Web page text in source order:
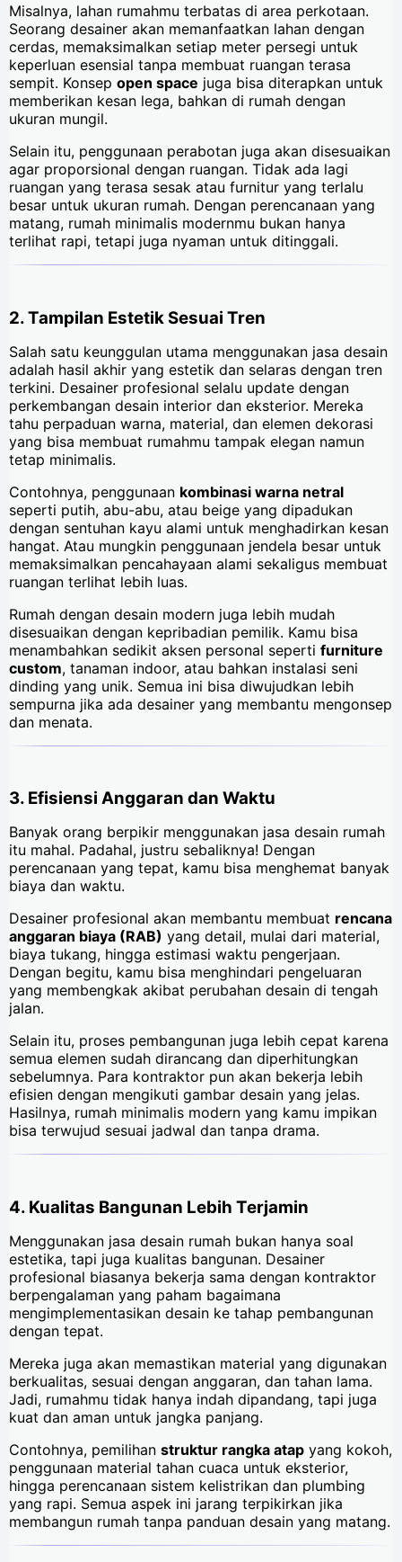
Misalnya, lahan rumahmu terbatas di area perkotaan.
Seorang desainer akan memanfaatkan lahan dengan
cerdas, memaksimalkan setiap meter persegi untuk
keperluan esensial tanpa membuat ruangan terasa
sempit. Konsep open space juga bisa diterapkan untuk
memberikan kesan lega, bahkan di rumah dengan
ukuran mungil.
Selain itu, penggunaan perabotan juga akan disesuaikan
agar proporsional dengan ruangan. Tidak ada lagi
ruangan yang terasa sesak atau furnitur yang terlalu
besar untuk ukuran rumah. Dengan perencanaan yang
matang, rumah minimalis modernmu bukan hanya
terlihat rapi, tetapi juga nyaman untuk ditinggali.
2. Tampilan Estetik Sesuai Tren
Salah satu keunggulan utama menggunakan jasa desain
adalah hasil akhir yang estetik dan selaras dengan tren
terkini. Desainer profesional selalu update dengan
perkembangan desain interior dan eksterior. Mereka
tahu perpaduan warna, material, dan elemen dekorasi
yang bisa membuat rumahmu tampak elegan namun
tetap minimalis.
Contohnya, penggunaan kombinasi warna netral
seperti putih, abu-abu, atau beige yang dipadukan
dengan sentuhan kayu alami untuk menghadirkan kesan
hangat. Atau mungkin penggunaan jendela besar untuk
memaksimalkan pencahayaan alami sekaligus membuat
ruangan terlihat lebih luas.
Rumah dengan desain modern juga lebih mudah
disesuaikan dengan kepribadian pemilik. Kamu bisa
menambahkan sedikit aksen personal seperti furniture
custom, tanaman indoor, atau bahkan instalasi seni
dinding yang unik. Semua ini bisa diwujudkan lebih
sempurna jika ada desainer yang membantu mengonsep
dan menata.
3. Efisiensi Anggaran dan Waktu
Banyak orang berpikir menggunakan jasa desain rumah
itu mahal. Padahal, justru sebaliknya! Dengan
perencanaan yang tepat, kamu bisa menghemat banyak
biaya dan waktu.
Desainer profesional akan membantu membuat rencana
anggaran biaya (RAB) yang detail, mulai dari material,
biaya tukang, hingga estimasi waktu pengerjaan.
Dengan begitu, kamu bisa menghindari pengeluaran
yang membengkak akibat perubahan desain di tengah
jalan.
Selain itu, proses pembangunan juga lebih cepat karena
semua elemen sudah dirancang dan diperhitungkan
sebelumnya. Para kontraktor pun akan bekerja lebih
efisien dengan mengikuti gambar desain yang jelas.
Hasilnya, rumah minimalis modern yang kamu impikan
bisa terwujud sesuai jadwal dan tanpa drama.
4. Kualitas Bangunan Lebih Terjamin
Menggunakan jasa desain rumah bukan hanya soal
estetika, tapi juga kualitas bangunan. Desainer
profesional biasanya bekerja sama dengan kontraktor
berpengalaman yang paham bagaimana
mengimplementasikan desain ke tahap pembangunan
dengan tepat.
Mereka juga akan memastikan material yang digunakan
berkualitas, sesuai dengan anggaran, dan tahan lama.
Jadi, rumahmu tidak hanya indah dipandang, tapi juga
kuat dan aman untuk jangka panjang.
Contohnya, pemilihan struktur rangka atap yang kokoh,
penggunaan material tahan cuaca untuk eksterior,
hingga perencanaan sistem kelistrikan dan plumbing
yang rapi. Semua aspek ini jarang terpikirkan jika
membangun rumah tanpa panduan desain yang matang.